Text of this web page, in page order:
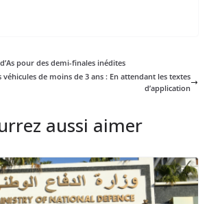
pour des demi-finales inédites
de moins de 3 ans : En attendant les textes
d’application
aussi aimer